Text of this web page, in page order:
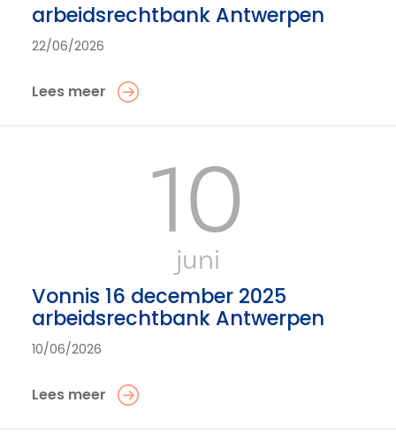
arbeidsrechtbank Antwerpen
22/06/2026
Lees meer
10
juni
Vonnis 16 december 2025
arbeidsrechtbank Antwerpen
10/06/2026
Lees meer